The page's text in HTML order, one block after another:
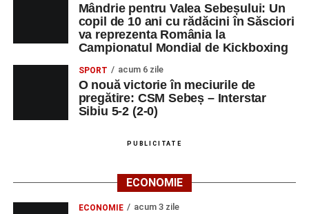
elevilor. Născută din experiența duhovnicească și
formativă a Mănăstirii Oașa, Sinaxa își propune să
sprijine profesorii în regăsirea motivației interioare,
oferindu-le nu doar instrumente metodice actuale, ci și
contexte de sprijin reciproc, colaborare și reconectare la
vocația pedagogică autentică.
Urmărește-ne pe Google News
Mândrie pentru Valea Sebeșului: Un
copil de 10 ani cu rădăcini în Săsciori
va reprezenta România la
Campionatul Mondial de Kickboxing
SPORT acum 6 zile
O nouă victorie în meciurile de
pregătire: CSM Sebeș – Interstar
Sibiu 5-2 (2-0)
PUBLICITATE
ECONOMIE
ECONOMIE acum 3 zile